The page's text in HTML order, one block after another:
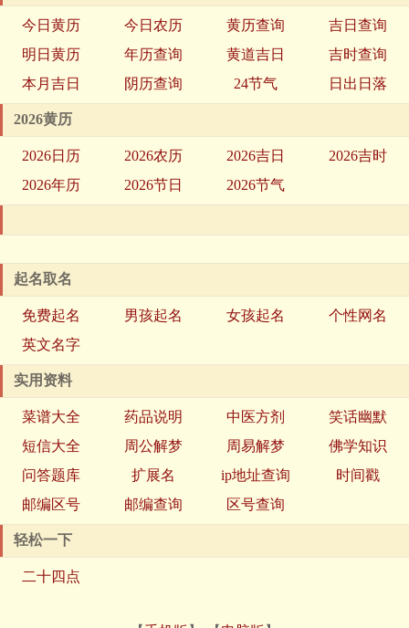
今日黄历 今日农历 黄历查询
吉日查询
明日黄历
年历查询 黄道吉日
吉时查询
本月吉日
阴历查询 24节气 日出日落
2026黄历
2026日历 2026农历 2026吉日
2026吉时
2026年历
2026节日 2026节气
起名取名
免费起名 男孩起名 女孩起名
个性网名
英文名字
实用资料
菜谱大全 药品说明 中医方剂
笑话幽默
短信大全
周公解梦 周易解梦
佛学知识
问答题库
扩展名 ip地址查询
时间戳
邮编区号
邮编查询 区号查询
轻松一下
二十四点